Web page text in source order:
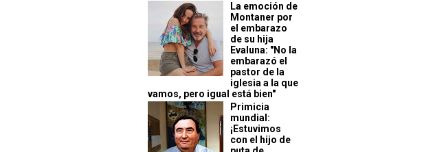
La emoción de
Montaner por
el embarazo
de su hija
Evaluna: "No la
embarazó el
pastor de la
iglesia a la que
vamos, pero igual está bien"
Primicia
mundial:
¡Estuvimos
con el hijo de